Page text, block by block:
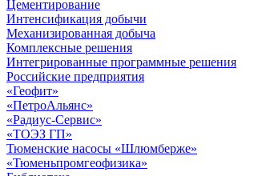
Цементирование
Интенсификация добычи
Механизированная добыча
Комплексные решения
Интегрированные программные решения
Российские предприятия
«Геофит»
«ПетроАльянс»
«Радиус-Сервис»
«ТОЭЗ ГП»
Тюменские насосы «Шлюмберже»
«Тюменьпромгеофизика»